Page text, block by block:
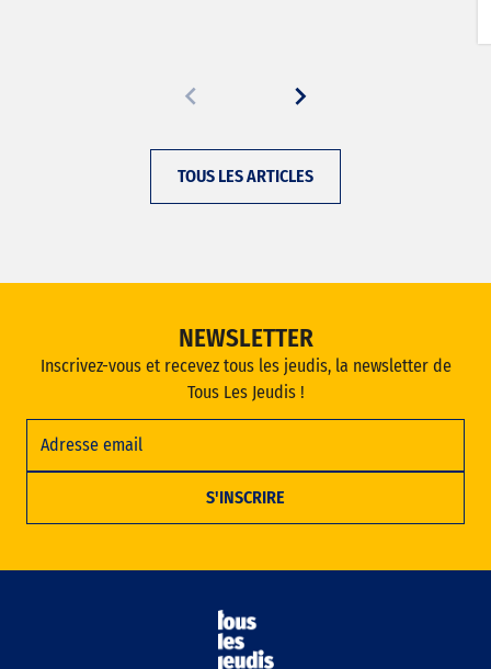
TOUS LES ARTICLES
NEWSLETTER
Inscrivez-vous et recevez tous les jeudis, la newsletter de
Tous Les Jeudis !